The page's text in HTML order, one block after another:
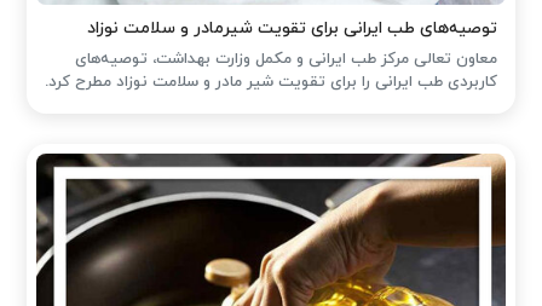
توصیه‌های طب ایرانی برای تقویت شیرمادر و سلامت نوزاد
معاون تعالی مرکز طب ایرانی و مکمل وزارت بهداشت، توصیه‌های
کاربردی طب ایرانی را برای تقویت شیر مادر و سلامت نوزاد مطرح کرد.